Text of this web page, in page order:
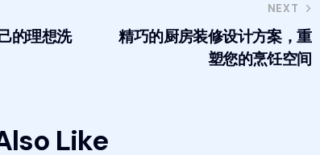
的理想洗
NEXT
精巧的厨房装修设计方案，重
塑您的烹饪空间
Like